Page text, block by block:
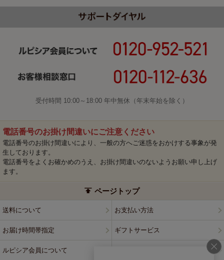
受付時間 10:00～18:00 年中無休（年末年始を除く）
電話番号のお掛け間違いにご注意ください
電話番号のお掛け間違いにより、一般の方へご迷惑をおかけする事象が発
生しております。
電話番号をよくお確かめのうえ、お掛け間違いのないようお願い申し上げ
ます。
ページトップ
送料について お支払い方法
お届け時間帯指定 ギフトサービス
ルピシア会員について